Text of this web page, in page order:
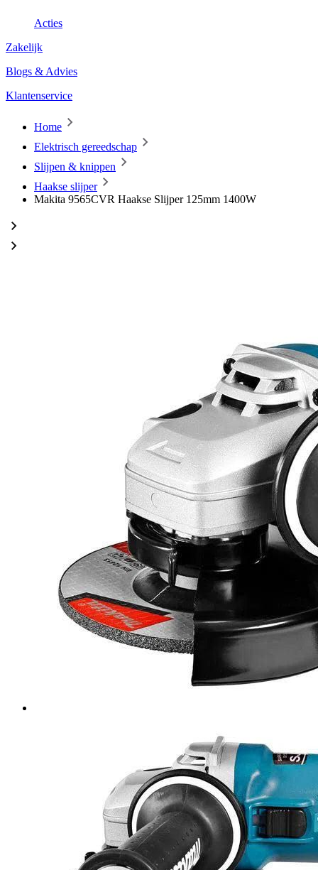
Acties
Zakelijk
Blogs & Advies
Klantenservice
Home
Elektrisch gereedschap
Slijpen & knippen
Haakse slijper
Makita 9565CVR Haakse Slijper 125mm 1400W